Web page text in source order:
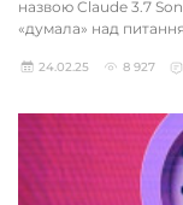
назвою Claude 3.7
«думала» над
24.02.25 8 927